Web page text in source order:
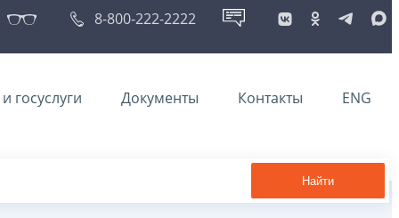
8-800-222-2222
госуслуги Документы Контакты ENG
Найти